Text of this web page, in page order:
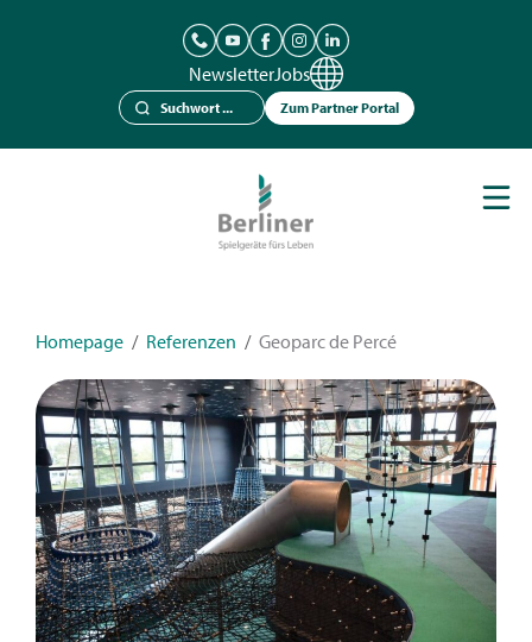
NewsletterJobs
Zum Partner Portal
News
Kontakt
Homepage / Referenzen / Geoparc de Percé